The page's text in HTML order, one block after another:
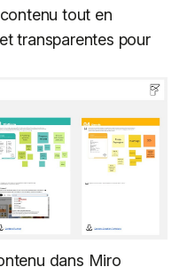
tout en
transparentes pour
dans Miro